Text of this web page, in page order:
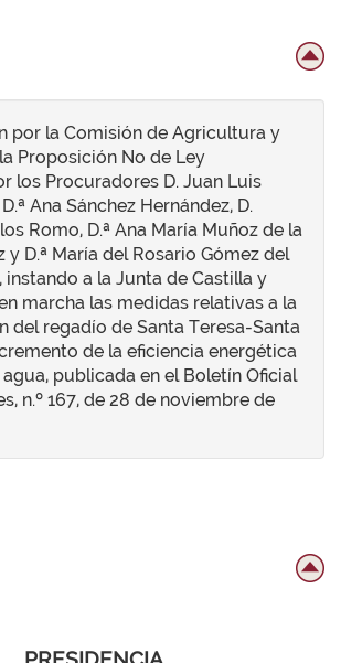
por la Comisión de Agricultura y
Proposición No de Ley
los Procuradores D. Juan Luis
Ana Sánchez Hernández, D.
Romo, D.ª Ana María Muñoz de la
y D.ª María del Rosario Gómez del
instando a la Junta de Castilla y
marcha las medidas relativas a la
del regadío de Santa Teresa-Santa
de la eficiencia energética
publicada en el Boletín Oficial
n.º 167, de 28 de noviembre de